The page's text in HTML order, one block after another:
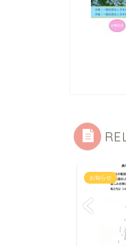
お知らせ